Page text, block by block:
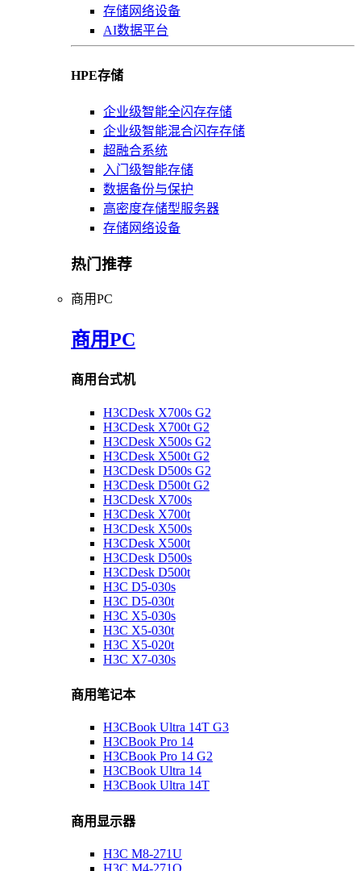
存储网络设备
AI数据平台
HPE存储
企业级智能全闪存存储
企业级智能混合闪存存储
超融合系统
入门级智能存储
数据备份与保护
高密度存储型服务器
存储网络设备
热门推荐
商用PC
商用PC
商用台式机
H3CDesk X700s G2
H3CDesk X700t G2
H3CDesk X500s G2
H3CDesk X500t G2
H3CDesk D500s G2
H3CDesk D500t G2
H3CDesk X700s
H3CDesk X700t
H3CDesk X500s
H3CDesk X500t
H3CDesk D500s
H3CDesk D500t
H3C D5-030s
H3C D5-030t
H3C X5-030s
H3C X5-030t
H3C X5-020t
H3C X7-030s
商用笔记本
H3CBook Ultra 14T G3
H3CBook Pro 14
H3CBook Pro 14 G2
H3CBook Ultra 14
H3CBook Ultra 14T
商用显示器
H3C M8-271U
H3C M4-271Q